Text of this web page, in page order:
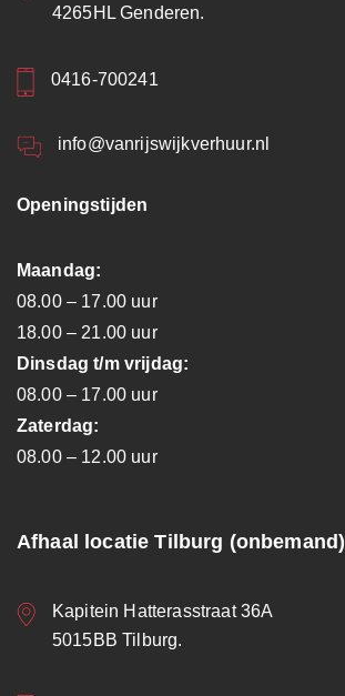
4265HL Genderen.
0416-700241
info@vanrijswijkverhuur.nl
Openingstijden
Maandag:
08.00 – 17.00 uur
18.00 – 21.00 uur
Dinsdag t/m vrijdag:
08.00 – 17.00 uur
Zaterdag:
08.00 – 12.00 uur
Afhaal locatie Tilburg (onbemand)
Kapitein Hatterasstraat 36A
5015BB Tilburg.